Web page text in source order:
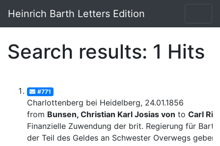
Heinrich Barth Letters Edition
Search results: 1 Hits
#771
Charlottenberg bei Heidelberg, 24.01.1856
from Bunsen, Christian Karl Josias von to Carl
Finanzielle Zuwendung der brit. Regierung für Barth,
der Teil des Geldes an Schwester Overwegs geben